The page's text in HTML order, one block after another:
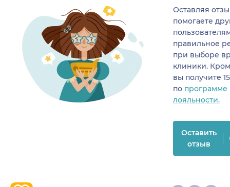
Оставляя
помогаете
правильное
при выборе
клиники.
вы получите
по программе
лояльности.
Оставить
отзыв